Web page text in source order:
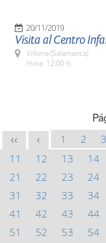
20/11/2019
Visita al Centro
Villoria (Salamanca)
Hora: 12:00 h.
<< < 1 2 3
11
12 13 14
21
22 23 24
31
32 33 34
41
42 43 44
51
52 53 54